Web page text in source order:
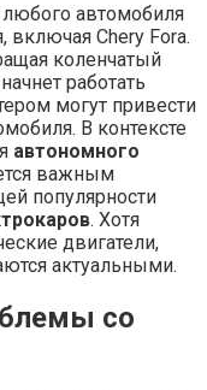
автомобиля
включая Chery Fora.
коленчатый
работать
могут привести
В контексте
автономного
важным
популярности
. Хотя
двигатели,
актуальными.
со